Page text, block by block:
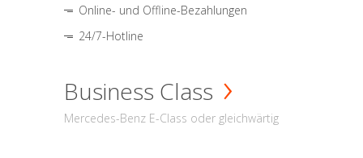
Online- und Offline-Bezahlungen
24/7-Hotline
Business Class
Mercedes-Benz E-Class oder gleichwärtig